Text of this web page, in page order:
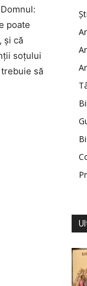
poate
și că
soțului
să